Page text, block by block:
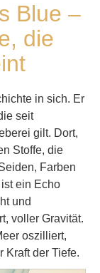
Blue –
die
in sich. Er
seit
gilt. Dort,
Stoffe, die
Farben
ist ein Echo
und
voller Gravität.
oszilliert,
Kraft der Tiefe.